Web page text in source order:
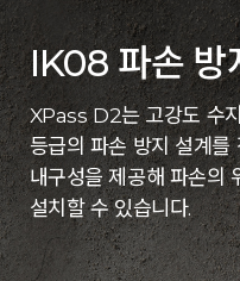
IK08 파손 방
XPass D2는 고강도 수
등급의 파손 방지 설계를
내구성을 제공해 파손의
설치할 수 있습니다.